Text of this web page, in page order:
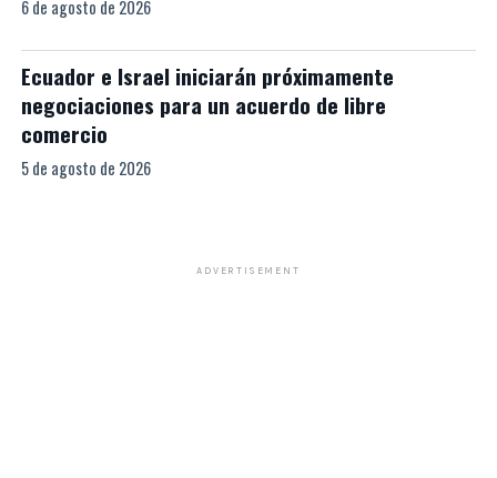
6 de agosto de 2026
Ecuador e Israel iniciarán próximamente
negociaciones para un acuerdo de libre
comercio
5 de agosto de 2026
ADVERTISEMENT